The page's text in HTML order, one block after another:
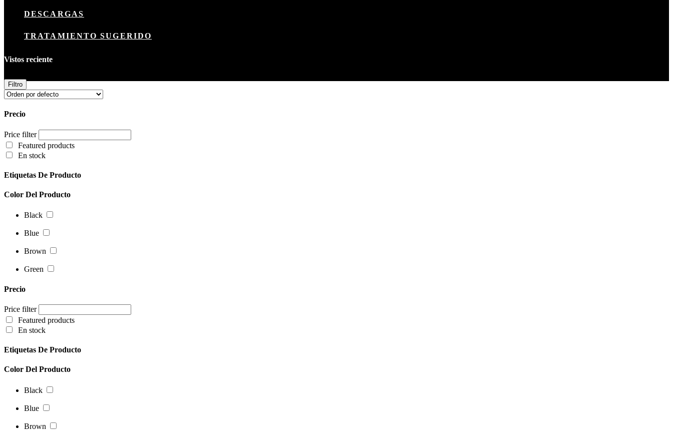
DESCARGAS
TRATAMIENTO SUGERIDO
Vistos reciente
Filtro
Precio
Price filter
Featured products
En stock
Etiquetas De Producto
Color Del Producto
Black
Blue
Brown
Green
Precio
Price filter
Featured products
En stock
Etiquetas De Producto
Color Del Producto
Black
Blue
Brown